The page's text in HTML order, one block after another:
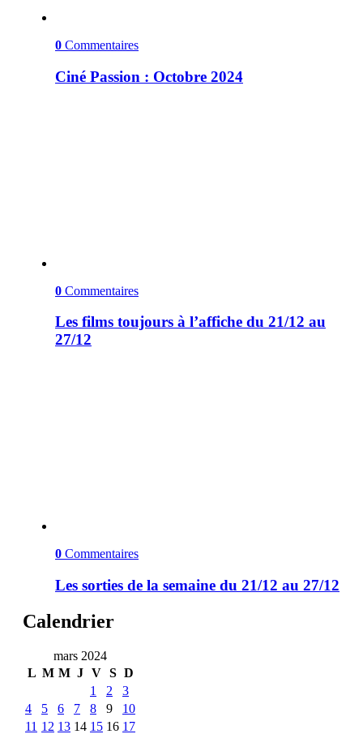
0 Commentaires
Ciné Passion : Octobre 2024
0 Commentaires
Les films toujours à l’affiche du 21/12 au
27/12
0 Commentaires
Les sorties de la semaine du 21/12 au 27/12
Calendrier
mars 2024
L M M J V S D
1
2
3
4
5 6 7 8 9
10
11 12 13 14 15 16 17